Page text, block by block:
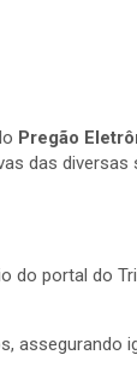
Pregão
das
do portal do
assegurando